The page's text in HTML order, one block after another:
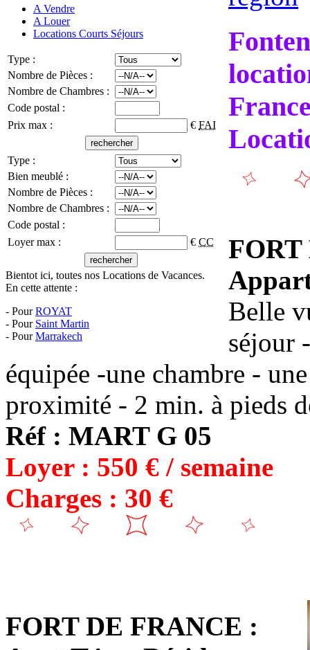
A Vendre
A Louer
Locations Courts Séjours
Type :
Nombre de Pièces :
Nombre de Chambres :
Code postal :
Prix max :
€ FAI
Type :
Bien meublé :
Nombre de Pièces :
Nombre de Chambres :
Code postal :
Loyer max :
€ CC
Bientot ici, toutes nos Locations de Vacances.
En cette attente :
- PourROYAT
- Pour Saint Martin
- PourMarrakech
FORT
Belle
séjour
équipée -une chambre -
proximité - 2 min. à pieds
Réf : MART G 05
Loyer : 550 € / semaine
Charges : 30 €
FORT DE FRANCE :